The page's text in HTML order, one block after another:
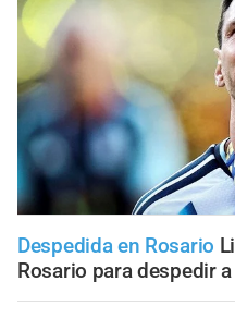
Despedida en Rosario
Rosario para despedir